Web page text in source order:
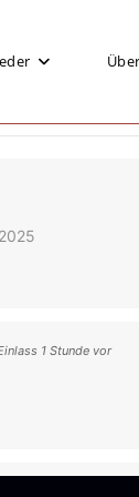
1 Stunde vor